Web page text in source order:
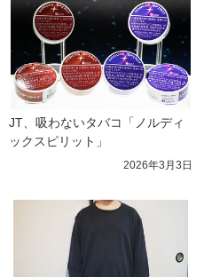
JT、吸わないタバコ「ノルディ
ックスピリット」
2026年3月3日